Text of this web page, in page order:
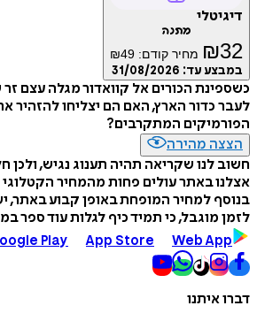
דיגיטלי
מתנה
₪32 מחיר קודם: ₪49
במבצע עד: 31/08/2026
כשספינת הכורים אל קוואדור מגלה עצם
לעבר כדור הארץ, האם הם יצליחו להזהיר
הפורמיקים המתקרבים?
הצצה מהירה
חשוב לנו שקריאה תהיה תענוג נגיש, ולכן
אצלנו באתר עולים פחות מהמחיר
בנוסף למחיר המופחת באופן קבוע באתר,
לזמן מוגבל, כי תמיד כיף לגלות עוד ספר
Play
App Store Web App
דברו איתנו